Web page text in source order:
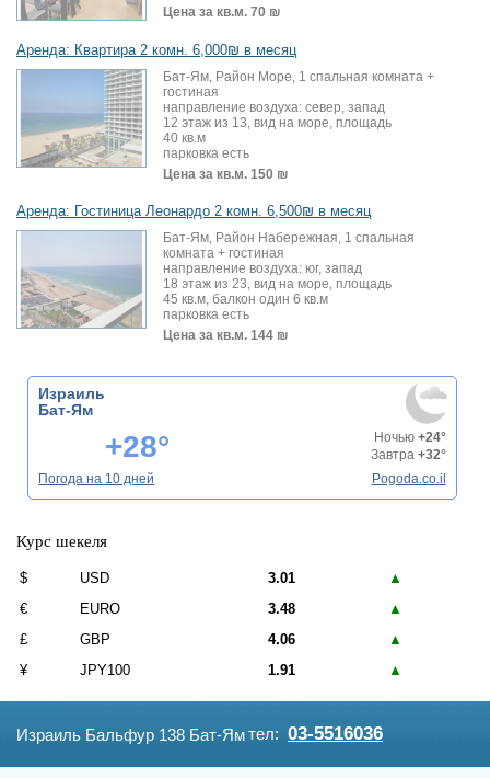
Израиль Бальфур 138 Бат-Ямтел: 03-5516036
Цена за кв.м. 70 ₪
Аренда: Квартира 2 комн. 6,000₪ в месяц
Бат-Ям, Район Море, 1 спальная комната +
гостиная
направление воздуха: север, запад
12 этаж из 13, вид на море, площадь
40 кв.м
парковка есть
Цена за кв.м. 150 ₪
Аренда: Гостиница Леонардо 2 комн. 6,500₪ в месяц
Бат-Ям, Район Набережная, 1 спальная
комната + гостиная
направление воздуха: юг, запад
18 этаж из 23, вид на море, площадь
45 кв.м, балкон один 6 кв.м
парковка есть
Цена за кв.м. 144 ₪
Израиль
Бат-Ям
+28° Ночью +24°
Завтра +32°
Погода на 10 дней
Pogoda.co.il
Курс шекеля
$ USD 3.01
▲
€
EURO 3.48
▲
£
GBP 4.06
▲
¥
JPY100 1.91 ▲